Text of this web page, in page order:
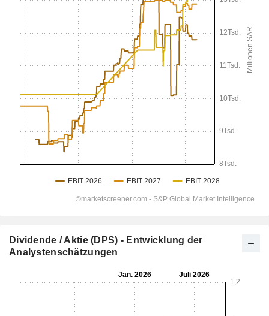
Dividende / Aktie (DPS) - Entwicklung der
Analystenschätzungen